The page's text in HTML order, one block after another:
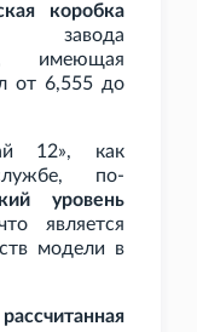
коробка
завода
имеющая
от 6,555 до
12», как
по-
уровень
является
модели в
рассчитанная